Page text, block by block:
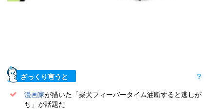
ざっくり言うと
漫画家が描いた「柴犬フィーバータイム油断すると逃しが
ち」が話題だ